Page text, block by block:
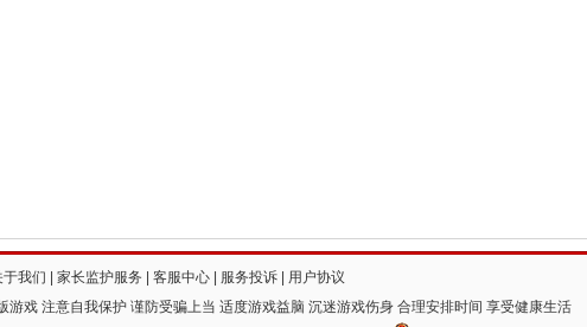
于我们 家长监护服务 客服中心 服务投诉
用户协议
游戏 注意自我保护 谨防受骗上当 适度游戏益脑 沉迷游戏伤身 合理安排时间 享受健康生活